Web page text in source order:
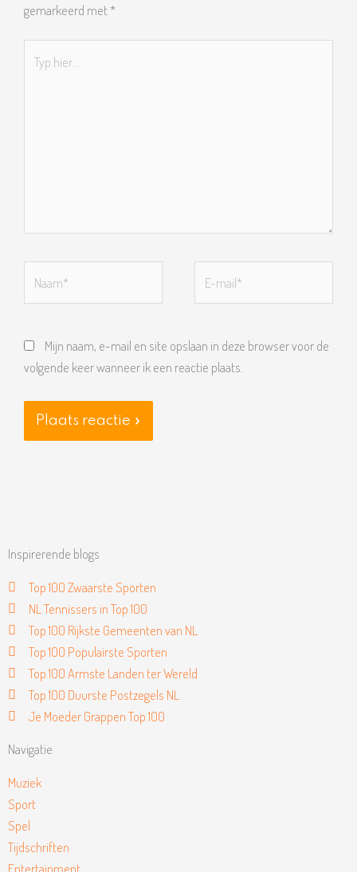
gemarkeerd met*
hier...
mail*
Mijn naam, e-mail en site opslaan in deze browser voor de
volgende keer wanneer ik een reactie plaats.
Inspirerende blogs
Top 100 Zwaarste Sporten
NL Tennissers in Top 100
Top 100 Rijkste Gemeenten van NL
Top 100 Populairste Sporten
Top 100 Armste Landen ter Wereld
Top 100 Duurste Postzegels NL
Je Moeder Grappen Top 100
Navigatie
Muziek
Sport
Spel
Tijdschriften